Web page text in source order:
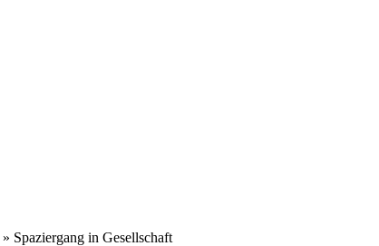
» Spaziergang in Gesellschaft